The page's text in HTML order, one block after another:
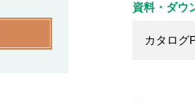
資料・ダウ
カタログ